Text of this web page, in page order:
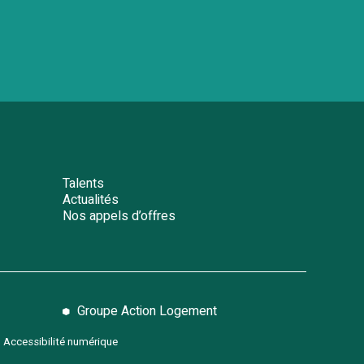
Talents
Actualités
Nos appels d’offres
Groupe Action Logement
Accessibilité numérique